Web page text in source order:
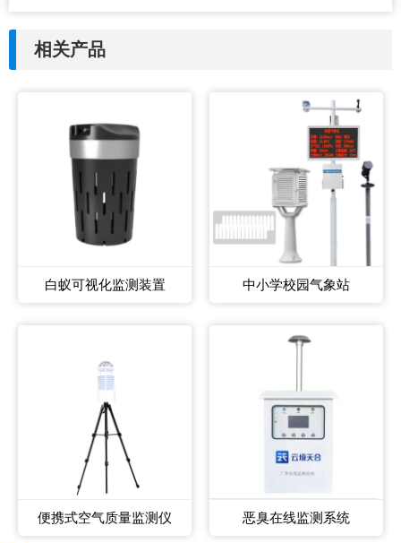
相关产品
白蚁可视化监测装置 中小学校园气象站
便携式空气质量监测仪 恶臭在线监测系统